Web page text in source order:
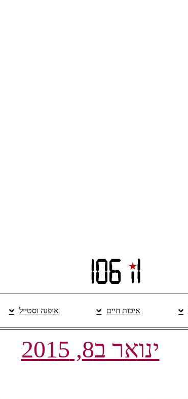
איכות חיים אופנה וסטייל
ינואר ב8, 2015